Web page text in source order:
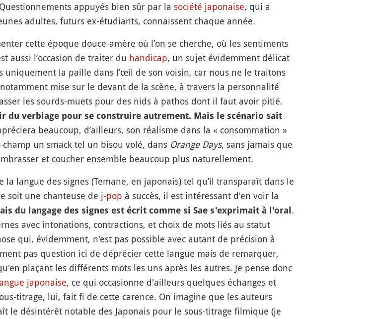
appuyés bien sûr par la société japonaise, qui a
adultes, futurs ex-étudiants, connaissent chaque année.
cette époque douce-amère où l’on se cherche, où les sentiments
aussi l’occasion de traiter du handicap, un sujet évidemment délicat
uniquement la paille dans l’œil de son voisin, car nous ne le traitons
mise sur le devant de la scène, à travers la personnalité
les sourds-muets pour des nids à pathos dont il faut avoir pitié.
du verbiage pour se construire autrement. Mais le scénario sait
beaucoup, d’ailleurs, son réalisme dans la « consommation »
un smack tel un bisou volé, dans Orange Days, sans jamais que
et coucher ensemble beaucoup plus naturellement.
langue des signes (Temane, en japonais) tel qu’il transparaît dans le
soit une chanteuse de j-pop à succès, il est intéressant d’en voir la
du langage des signes est écrit comme si Sae s'exprimait à l'oral .
avec intonations, contractions, et choix de mots liés au statut
qui, évidemment, n'est pas possible avec autant de précision à
pas question ici de déprécier cette langue mais de remarquer,
plaçant les différents mots les uns après les autres. Je pense donc
japonaise, ce qui occasionne d'ailleurs quelques échanges et
titrage, lui, fait fi de cette carence. On imagine que les auteurs
le désintérêt notable des Japonais pour le sous-titrage filmique (je